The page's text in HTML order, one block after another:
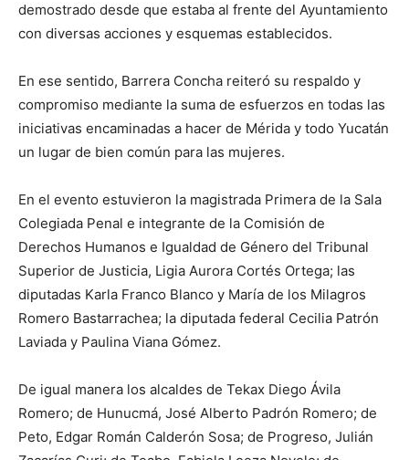
demostrado desde que estaba al frente del Ayuntamiento
con diversas acciones y esquemas establecidos.
En ese sentido, Barrera Concha reiteró su respaldo y
compromiso mediante la suma de esfuerzos en todas las
iniciativas encaminadas a hacer de Mérida y todo Yucatán
un lugar de bien común para las mujeres.
En el evento estuvieron la magistrada Primera de la Sala
Colegiada Penal e integrante de la Comisión de
Derechos Humanos e Igualdad de Género del Tribunal
Superior de Justicia, Ligia Aurora Cortés Ortega; las
diputadas Karla Franco Blanco y María de los Milagros
Romero Bastarrachea; la diputada federal Cecilia Patrón
Laviada y Paulina Viana Gómez.
De igual manera los alcaldes de Tekax Diego Ávila
Romero; de Hunucmá, José Alberto Padrón Romero; de
Peto, Edgar Román Calderón Sosa; de Progreso, Julián